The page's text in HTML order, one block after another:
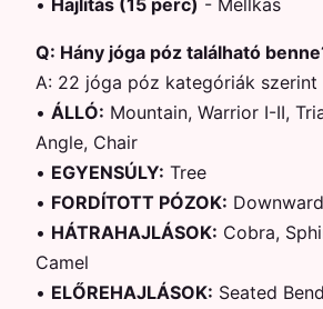
• Hajlítás (15 perc) - Mellkas
Q: Hány jóga póz található
A: 22 jóga póz kategóriák szerint
• ÁLLÓ: Mountain, Warrior I-II,
Angle, Chair
• EGYENSÚLY: Tree
• FORDÍTOTT PÓZOK:
• HÁTRAHAJLÁSOK: Cobra,
Camel
• ELŐREHAJLÁSOK: Seated Bend